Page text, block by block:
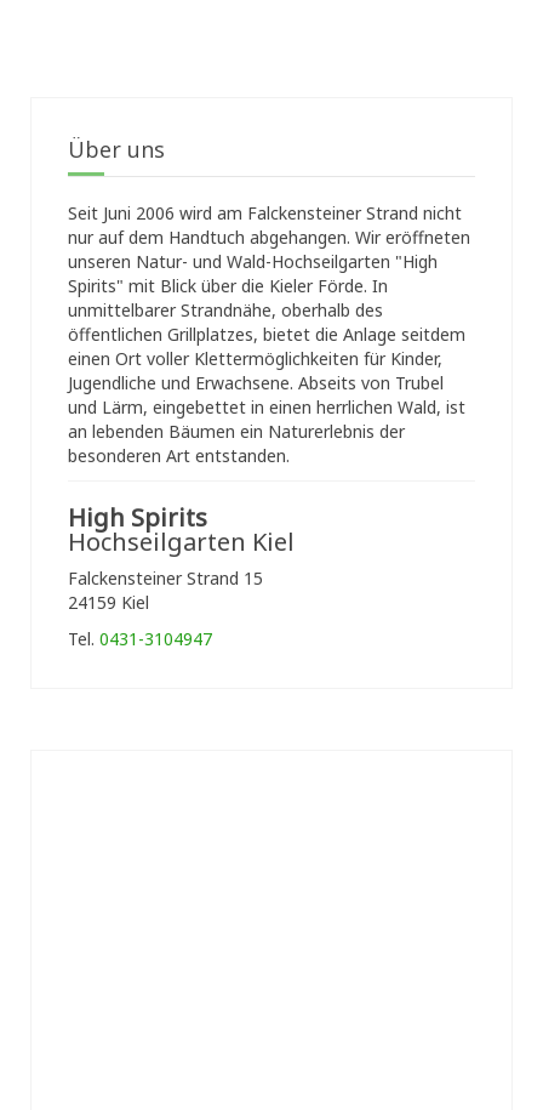
Über uns
Seit Juni 2006 wird am Falckensteiner Strand nicht
nur auf dem Handtuch abgehangen. Wir eröffneten
unseren Natur- und Wald-Hochseilgarten "High
Spirits" mit Blick über die Kieler Förde. In
unmittelbarer Strandnähe, oberhalb des
öffentlichen Grillplatzes, bietet die Anlage seitdem
einen Ort voller Klettermöglichkeiten für Kinder,
Jugendliche und Erwachsene. Abseits von Trubel
und Lärm, eingebettet in einen herrlichen Wald, ist
an lebenden Bäumen ein Naturerlebnis der
besonderen Art entstanden.
High Spirits
Hochseilgarten Kiel
Falckensteiner Strand 15
24159 Kiel
Tel. 0431-3104947